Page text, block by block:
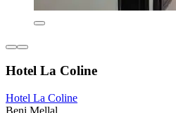
Hotel La Coline
Hotel La Coline
Beni Mellal